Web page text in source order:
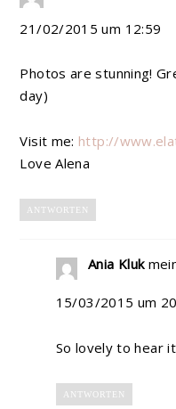
21/02/2015 um 12:59
Photos are stunning!
day)
Visit me: http://
Love Alena
ANTWORTEN
Ania Kluk
15/03/2015 um
So lovely to hear
ANTWORTEN